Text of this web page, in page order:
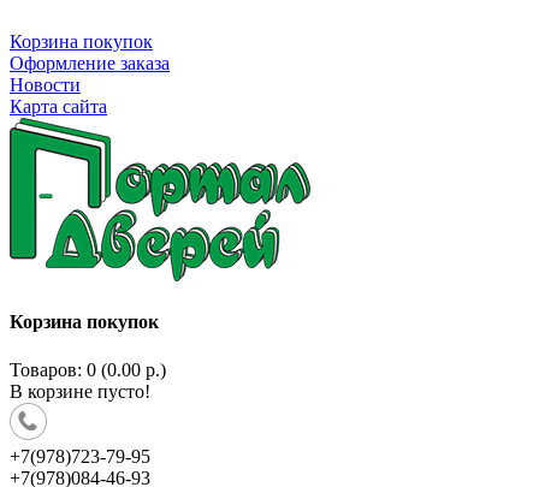
Корзина покупок
Оформление заказа
Новости
Карта сайта
Корзина покупок
Товаров: 0 (0.00 р.)
В корзине пусто!
+7(978)723-79-95
+7(978)084-46-93